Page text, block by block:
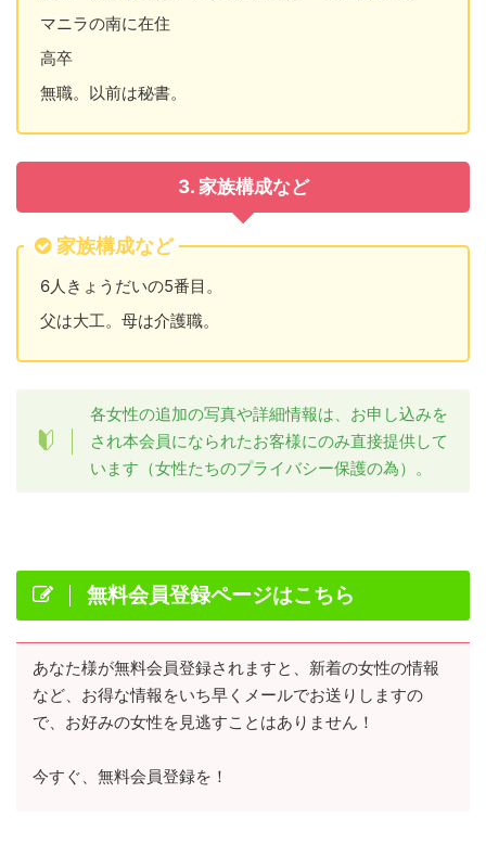
マニラの南に在住
高卒
無職。以前は秘書。
3. 家族構成など
家族構成など
6人きょうだいの5番目。
父は大工。母は介護職。
各女性の追加の写真や詳細情報は、お申し込みを
され本会員になられたお客様にのみ直接提供して
います（女性たちのプライバシー保護の為）。
無料会員登録ページはこちら
あなた様が無料会員登録されますと、新着の女性の情報
など、お得な情報をいち早くメールでお送りしますの
で、お好みの女性を見逃すことはありません！
今すぐ、無料会員登録を！